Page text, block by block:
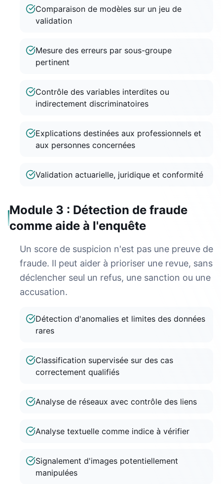
Comparaison de modèles sur un jeu de
validation
Mesure des erreurs par sous-groupe
pertinent
Contrôle des variables interdites ou
indirectement discriminatoires
Explications destinées aux professionnels et
aux personnes concernées
Validation actuarielle, juridique et conformité
Module 3 : Détection de fraude
comme aide à l'enquête
Un score de suspicion n'est pas une preuve de
fraude. Il peut aider à prioriser une revue, sans
déclencher seul un refus, une sanction ou une
accusation.
Détection d'anomalies et limites des données
rares
Classification supervisée sur des cas
correctement qualifiés
Analyse de réseaux avec contrôle des liens
Analyse textuelle comme indice à vérifier
Signalement d'images potentiellement
manipulées